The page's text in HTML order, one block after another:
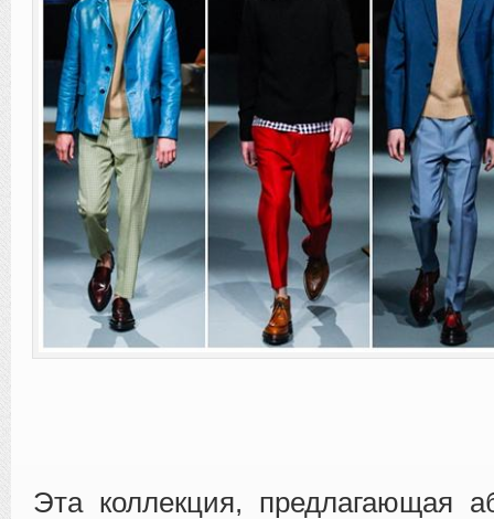
Эта коллекция, предлагающая